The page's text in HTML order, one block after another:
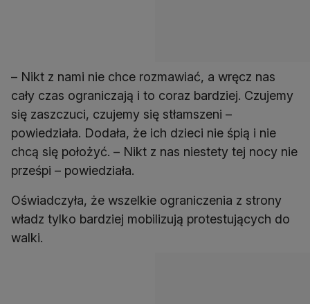
– Nikt z nami nie chce rozmawiać, a wręcz nas
cały czas ograniczają i to coraz bardziej. Czujemy
się zaszczuci, czujemy się stłamszeni –
powiedziała. Dodała, że ich dzieci nie śpią i nie
chcą się położyć. – Nikt z nas niestety tej nocy nie
prześpi – powiedziała.
Oświadczyła, że wszelkie ograniczenia z strony
władz tylko bardziej mobilizują protestujących do
walki.